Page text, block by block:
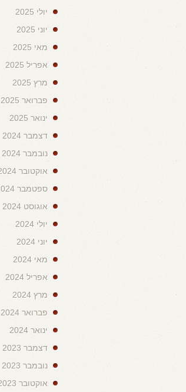
יולי 2025
יוני 2025
מאי 2025
אפריל 2025
מרץ 2025
פברואר 2025
ינואר 2025
דצמבר 2024
נובמבר 2024
אוקטובר 2024
ספטמבר 2024
אוגוסט 2024
יולי 2024
יוני 2024
מאי 2024
אפריל 2024
מרץ 2024
פברואר 2024
ינואר 2024
דצמבר 2023
נובמבר 2023
אוקטובר 2023